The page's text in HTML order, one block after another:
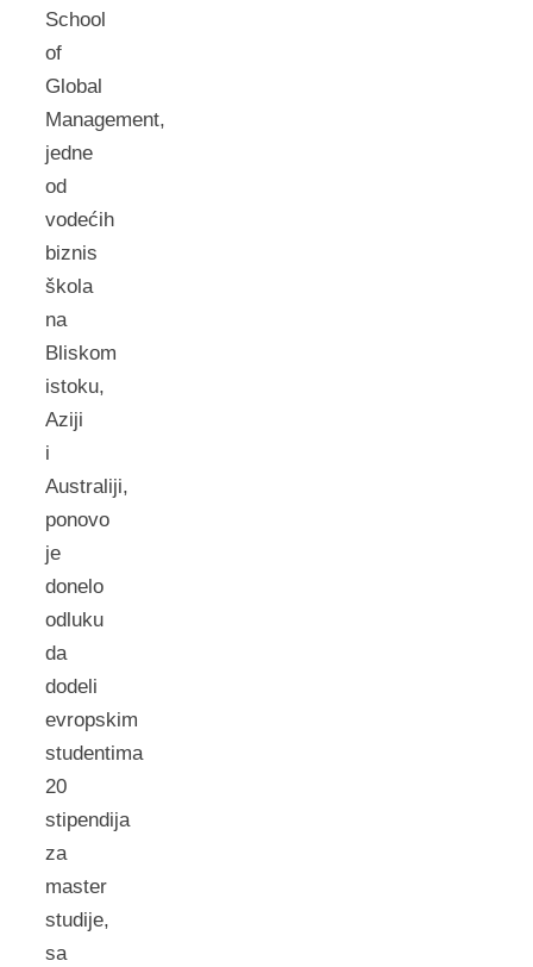
School
of
Global
Management,
jedne
od
vodećih
biznis
škola
na
Bliskom
istoku,
Aziji
i
Australiji,
ponovo
je
donelo
odluku
da
dodeli
evropskim
studentima
20
stipendija
za
master
studije,
sa